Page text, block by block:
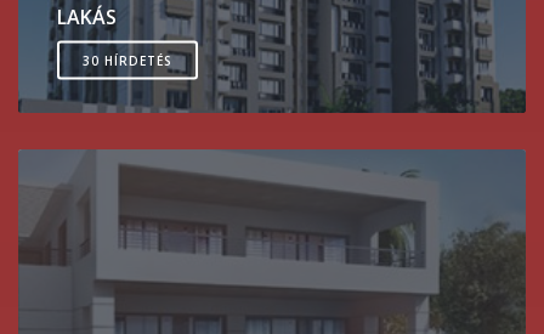
LAKÁS
30 HÍRDETÉS